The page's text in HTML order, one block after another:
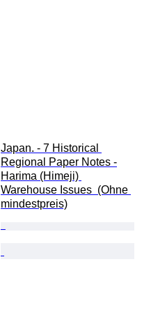
Japan. - 7 Historical
Regional Paper Notes -
Harima (Himeji)
Warehouse Issues  (Ohne
mindestpreis)